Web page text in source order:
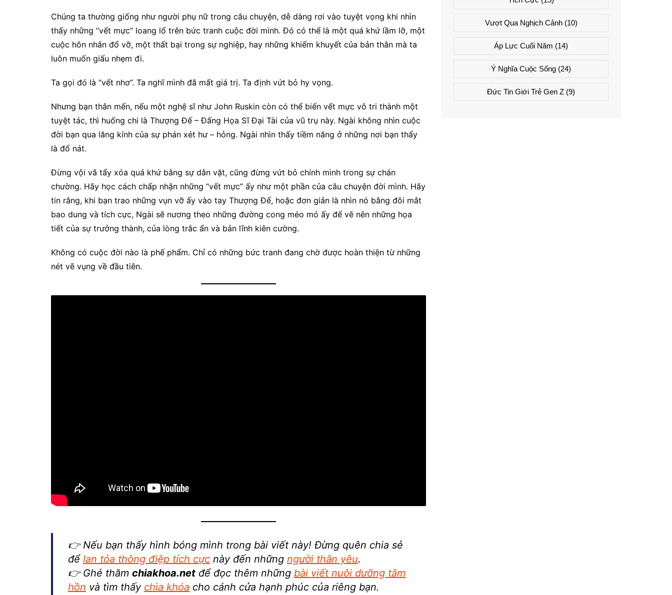
Chúng ta thường giống như người phụ nữ trong câu chuyện, dễ dàng rơi vào tuyệt vọng khi nhìn
thấy những “vết mực” loang lổ trên bức tranh cuộc đời mình. Đó có thể là một quá khứ lầm lỡ, một
cuộc hôn nhân đổ vỡ, một thất bại trong sự nghiệp, hay những khiếm khuyết của bản thân mà ta
luôn muốn giấu nhẹm đi.
Ta gọi đó là “vết nhơ”. Ta nghĩ mình đã mất giá trị. Ta định vứt bỏ hy vọng.
Nhưng bạn thân mến, nếu một nghệ sĩ như John Ruskin còn có thể biến vết mực vô tri thành một
tuyệt tác, thì huống chi là Thượng Đế – Đấng Họa Sĩ Đại Tài của vũ trụ này. Ngài không nhìn cuộc
đời bạn qua lăng kính của sự phán xét hư – hỏng. Ngài nhìn thấy tiềm năng ở những nơi bạn thấy
là đổ nát.
Đừng vội vã tẩy xóa quá khứ bằng sự dằn vặt, cũng đừng vứt bỏ chính mình trong sự chán
chường. Hãy học cách chấp nhận những “vết mực” ấy như một phần của câu chuyện đời mình. Hãy
tin rằng, khi bạn trao những vụn vỡ ấy vào tay Thượng Đế, hoặc đơn giản là nhìn nó bằng đôi mắt
bao dung và tích cực, Ngài sẽ nương theo những đường cong méo mó ấy để vẽ nên những họa
tiết của sự trưởng thành, của lòng trắc ẩn và bản lĩnh kiên cường.
Không có cuộc đời nào là phế phẩm. Chỉ có những bức tranh đang chờ được hoàn thiện từ những
nét vẽ vụng về đầu tiên.
👉 Nếu bạn thấy hình bóng mình trong bài viết này! Đừng quên chia sẻ
để lan tỏa thông điệp tích cực này đến những người thân yêu.
👉 Ghé thăm chiakhoa.net để đọc thêm những bài viết nuôi dưỡng tâm
hồn và tìm thấy chìa khóa cho cánh cửa hạnh phúc của riêng bạn.
Vượt Qua Nghịch Cảnh(10)
Áp Lực Cuối Năm (14)
Ý Nghĩa Cuộc Sống (24)
Đức Tin Giới Trẻ Gen Z (9)